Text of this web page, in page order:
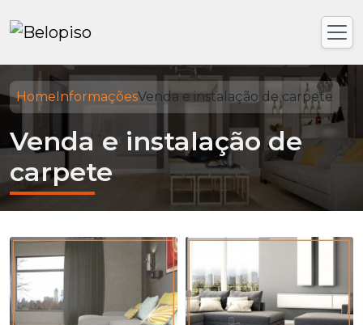
HomeInformaçõesVenda e instalação de carpete
Venda e instalação de
carpete